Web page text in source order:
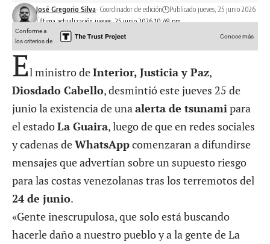
Última actualización jueves, 25 junio 2026 10:49 pm
José Gregorio Silva- Coordinador de edición Publicado jueves, 25 junio 2026
Conforme a
los criterios de
Conoce más
El ministro deInterior, Justicia y Paz,
Diosdado Cabello, desmintió este jueves 25 de
junio la existencia de una alerta de tsunami para
el estadoLa Guaira, luego de que en redes sociales
y cadenas deWhatsAppcomenzaran a difundirse
mensajes que advertían sobre un supuesto riesgo
para las costas venezolanas tras los terremotos del
24 de junio.
«Gente inescrupulosa, que solo está buscando
hacerle daño a nuestro pueblo y a la gente de La